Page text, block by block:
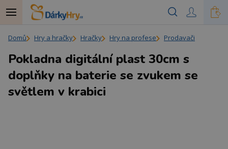
Domů Hry a hračky Hračky Hry na profese Prodavači
Pokladna digitální plast 30cm s
doplňky na baterie se zvukem se
světlem v krabici